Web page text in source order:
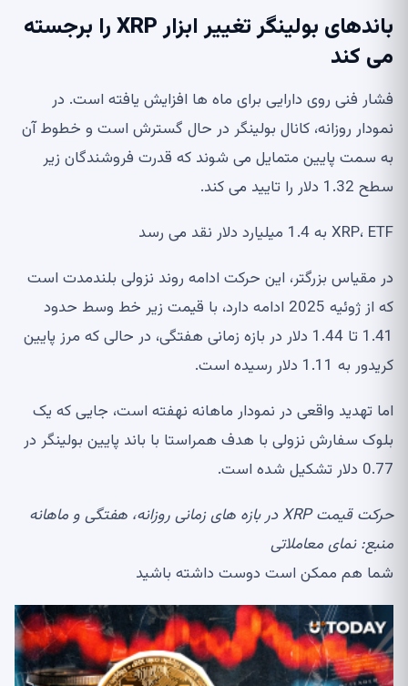
باندهای بولینگر تغییر ابزار XRP را برجسته
می کند
فشار فنی روی دارایی برای ماه ها افزایش یافته است. در
نمودار روزانه، کانال بولینگر در حال گسترش است و خطوط آن
به سمت پایین متمایل می شوند که قدرت فروشندگان زیر
سطح 1.32 دلار را تایید می کند.
XRP، ETF به 1.4 میلیارد دلار نقد می رسد
در مقیاس بزرگتر، این حرکت ادامه روند نزولی بلندمدت است
که از ژوئیه 2025 ادامه دارد، با قیمت زیر خط وسط حدود
1.41 تا 1.44 دلار در بازه زمانی هفتگی، در حالی که مرز پایین
کریدور به 1.11 دلار رسیده است.
اما تهدید واقعی در نمودار ماهانه نهفته است، جایی که یک
بلوک سفارش نزولی با هدف همراستا با باند پایین بولینگر در
0.77 دلار تشکیل شده است.
حرکت قیمت XRP در بازه های زمانی روزانه، هفتگی و ماهانه
منبع:نمای معاملاتی
شما هم ممکن است دوست داشته باشید